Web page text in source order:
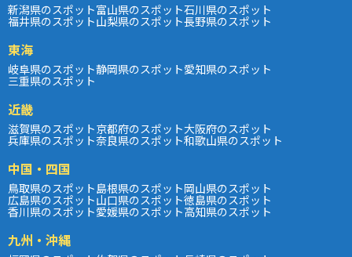
新潟県のスポット富山県のスポット石川県のスポット
福井県のスポット山梨県のスポット長野県のスポット
東海
岐阜県のスポット静岡県のスポット愛知県のスポット
三重県のスポット
近畿
滋賀県のスポット京都府のスポット大阪府のスポット
兵庫県のスポット奈良県のスポット和歌山県のスポット
中国・四国
鳥取県のスポット島根県のスポット岡山県のスポット
広島県のスポット山口県のスポット徳島県のスポット
香川県のスポット愛媛県のスポット高知県のスポット
九州・沖縄